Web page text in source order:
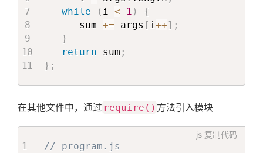
while
( i < 1 )
{
      sum
+= args [ i++] ;
}
return sum ;
} ;
在其他文件中，通过 require() 方法引入模块
js 复制代码
// program.js